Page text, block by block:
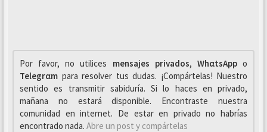
Por favor, no utilices mensajes privados, WhαtsAppo
Telegrαm para resolver tus dudas. ¡Compártelas! Nuestro
sentido es transmitir sabiduría. Si lo haces en privado,
mañana no estará disponible. Encontraste nuestra
comunidad en internet. De estar en privado no habrías
encontrado nada. Abre un post y compártelas